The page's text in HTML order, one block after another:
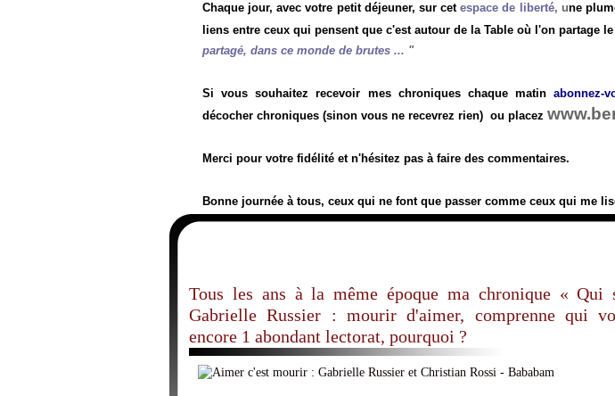
Chaque jour, avec votre petit déjeuner, sur cetespace de liberté, une
liens entre ceux qui pensent que c'est autour de la Table où l'on partage
partagé, dans ce monde de brutes ... "
Si vous souhaitez recevoir mes chroniques chaque matinabonnez-
décocher chroniques (sinon vous ne recevrez rien) ou placez
Merci pour votre fidélité et n'hésitez pas à faire des commentaires.
Bonne journée à tous, ceux qui ne font que passer comme ceux qui me
Tous les ans à la même époque ma chronique « Qui
Gabrielle Russier : mourir d'aimer, comprenne qui
encore 1 abondant lectorat, pourquoi ?